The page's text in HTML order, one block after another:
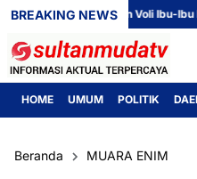
BREAKING NEWS
Perlombaan Voli Ibu-Ibu
HOME UMUM POLITIK
Beranda MUARA ENIM